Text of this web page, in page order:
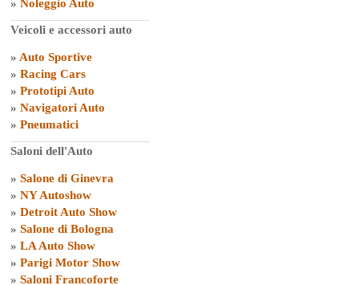
» Noleggio Auto
Veicoli e accessori auto
» Auto Sportive
» Racing Cars
» Prototipi Auto
» Navigatori Auto
» Pneumatici
Saloni dell'Auto
» Salone di Ginevra
» NY Autoshow
» Detroit Auto Show
» Salone di Bologna
» LA Auto Show
» Parigi Motor Show
» Saloni Francoforte